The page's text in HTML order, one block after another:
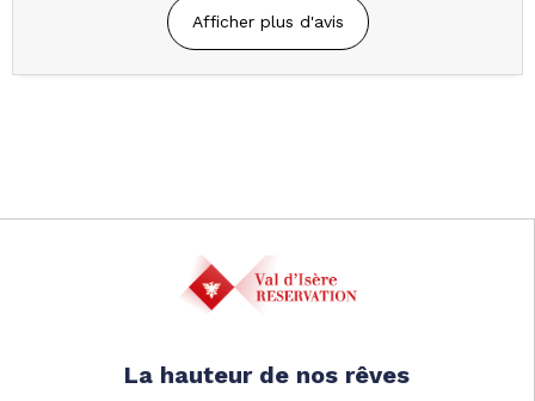
Afficher plus d'avis
La hauteur de nos rêves